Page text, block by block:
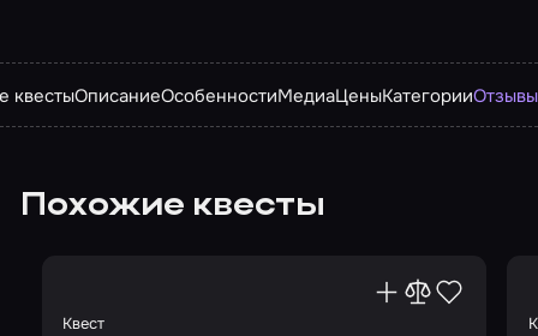
квестыОписаниеОсобенностиМедиаЦеныКатегорииОтзывы
Похожие квесты
Квест